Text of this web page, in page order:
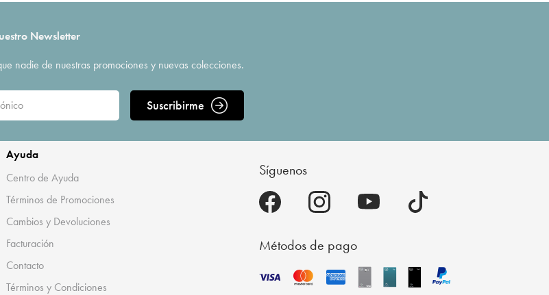
Newsletter
nadie de nuestras promociones y nuevas colecciones.
Suscribirme
Ayuda
Centro de Ayuda
Términos de Promociones
Cambios y Devoluciones
Facturación
Contacto
Términos y Condiciones
Síguenos
Métodos de pago